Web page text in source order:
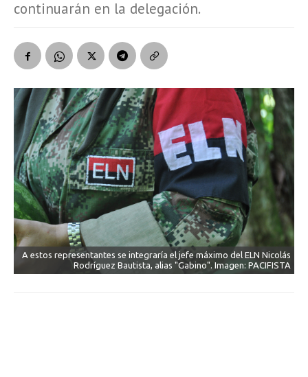
continuarán en la delegación.
A estos representantes se integraría el jefe máximo del ELN Nicolás
Rodríguez Bautista, alias "Gabino". Imagen: PACIFISTA